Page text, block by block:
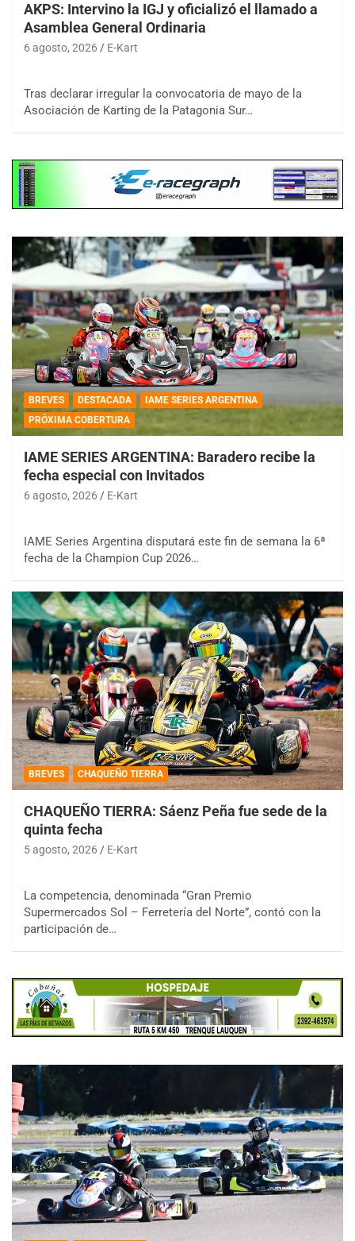
AKPS: Intervino la IGJ y oficializó el llamado a
Asamblea General Ordinaria
6 agosto, 2026 E-Kart
Tras declarar irregular la convocatoria de mayo de la
Asociación de Karting de la Patagonia Sur…
BREVES DESTACADA
IAME SERIES ARGENTINA
PRÓXIMA COBERTURA
IAME SERIES ARGENTINA: Baradero recibe la
fecha especial con Invitados
6 agosto, 2026 E-Kart
IAME Series Argentina disputará este fin de semana la 6ª
fecha de la Champion Cup 2026…
BREVES CHAQUEÑO TIERRA
CHAQUEÑO TIERRA: Sáenz Peña fue sede de la
quinta fecha
5 agosto, 2026 E-Kart
La competencia, denominada “Gran Premio
Supermercados Sol – Ferretería del Norte”, contó con la
participación de…